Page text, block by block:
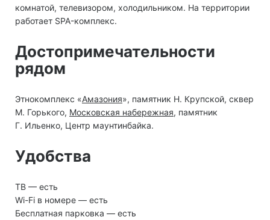
комнатой, телевизором, холодильником. На территории
работает SPA-комплекс.
Достопримечательности
рядом
Этнокомплекс «Амазония», памятник Н. Крупской, сквер
М. Горького, Московская набережная, памятник
Г. Ильенко, Центр маунтинбайка.
Удобства
ТВ — есть
Wi-Fi в номере — есть
Бесплатная парковка — есть